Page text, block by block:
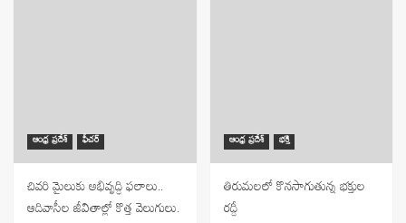
ఆంధ్ర ప్రదేశ్ ఫీచర్
చివరి మైలుకు అభివృద్ధి ఫలాలు..
ఆదివాసీల జీవితాల్లో కొత్త వెలుగులు.
ఆంధ్ర ప్రదేశ్ భక్తి
తిరుమలలో కొనసాగుతున్న భక్తుల
రద్దీ